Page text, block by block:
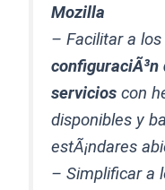
Mozilla
– Facilitar a
configuraciÃ³n
servicios con
disponibles y
estÃ¡ndares
– Simplificar a